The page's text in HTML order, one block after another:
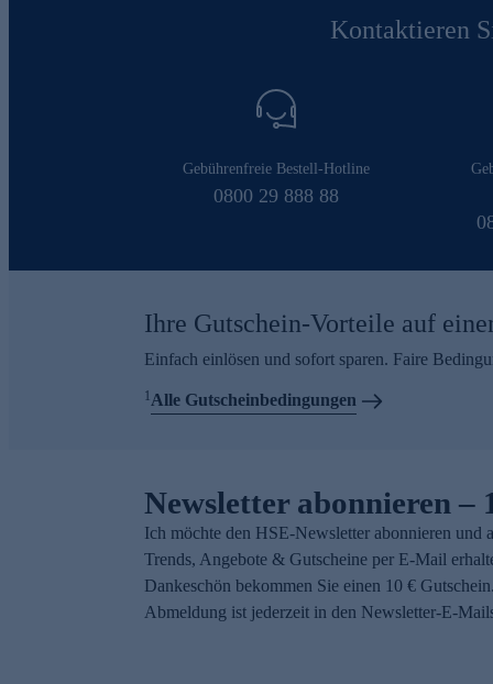
Kontaktieren
Gebührenfreie Bestell-Hotline
0800 29 888 88
Ihre Gutschein-Vorteile auf
Einfach einlösen und sofort sparen. Faire
1Alle Gutscheinbedingungen
Newsletter abonnieren –
Ich möchte den HSE-Newsletter abonnieren und
Trends, Angebote & Gutscheine per E-Mail
Dankeschön bekommen Sie einen 10 €
Abmeldung ist jederzeit in den Newsletter-E-